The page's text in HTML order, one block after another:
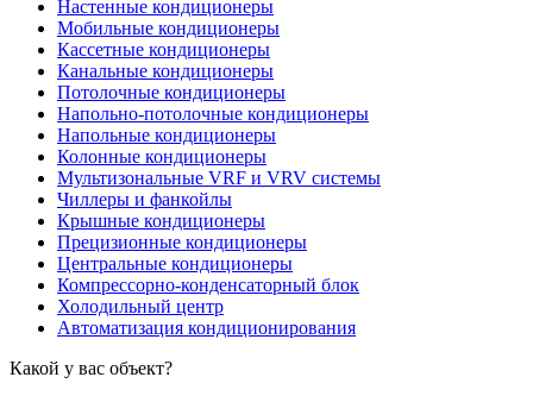
Настенные кондиционеры
Мобильные кондиционеры
Кассетные кондиционеры
Канальные кондиционеры
Потолочные кондиционеры
Напольно-потолочные кондиционеры
Напольные кондиционеры
Колонные кондиционеры
Мультизональные VRF и VRV системы
Чиллеры и фанкойлы
Крышные кондиционеры
Прецизионные кондиционеры
Центральные кондиционеры
Компрессорно-конденсаторный блок
Холодильный центр
Автоматизация кондиционирования
Какой у вас объект?